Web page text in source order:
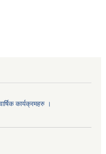
कार्यक्रमहरु ।